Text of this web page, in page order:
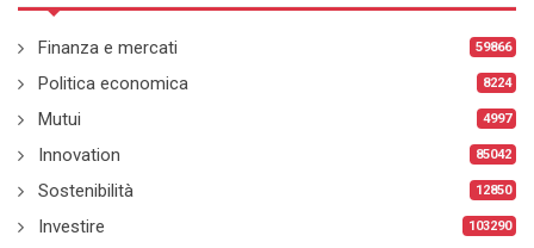
Finanza e mercati 59866
Politica economica 8224
Mutui 4997
Innovation 85042
Sostenibilità 12850
Investire 103290